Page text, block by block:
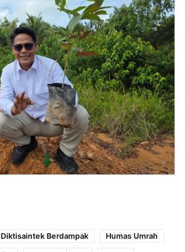
Diktisaintek Berdampak
Humas Umrah